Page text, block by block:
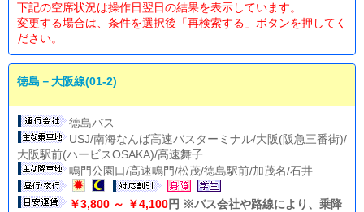
下記の空席状況は操作日翌日の結果を表示しています。
変更する場合は、条件を選択後「再検索する」ボタンを押してく
ださい。
徳島－大阪線(01-2)
徳島バス
USJ/南海なんば高速バスターミナル/大阪(阪急三番街)/
大阪駅前(ハービスOSAKA)/高速舞子
鳴門公園口/高速鳴門/松茂/徳島駅前/加茂名/石井
￥3,800 ～ ￥4,100円 ※バス会社や路線により、乗降